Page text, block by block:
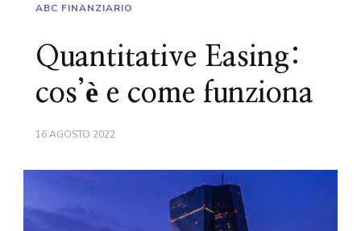
ABC FINANZIARIO
Quantitative Easing:
cos’è e come funziona
16 AGOSTO 2022